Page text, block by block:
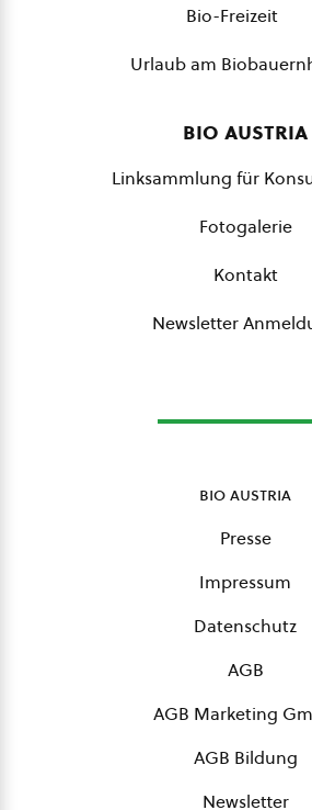
Bio-Freizeit
Urlaub am
bio austria
Linksammlung für
Fotogalerie
Kontakt
Newsletter
bio austria
Presse
Impressum
Datenschutz
AGB
AGB Marketing
AGB Bildung
Newsletter